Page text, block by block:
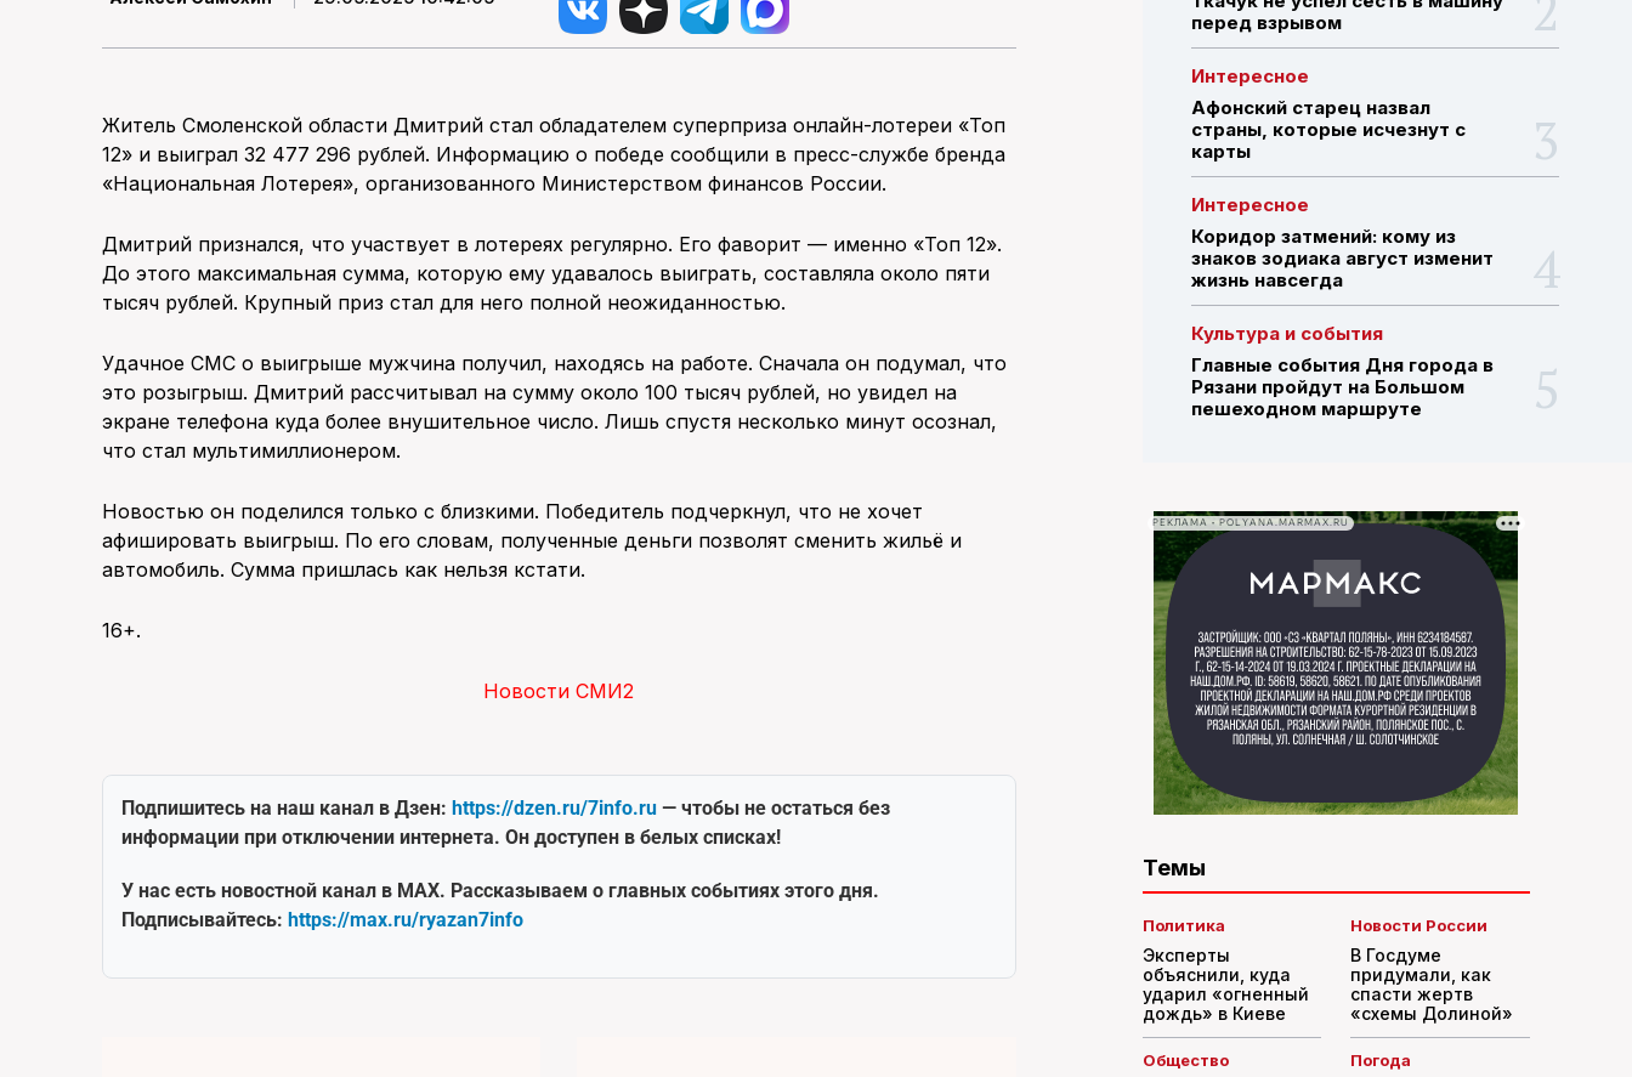
ПОИСК ПО САЙТУ
Житель Смоленской области Дмитрий стал обладателем суперприза онлайн-лотереи «Топ
12» и выиграл 32 477 296 рублей. Информацию о победе сообщили в пресс-службе бренда
«Национальная Лотерея», организованного Министерством финансов России.
Дмитрий признался, что участвует в лотереях регулярно. Его фаворит — именно «Топ 12».
До этого максимальная сумма, которую ему удавалось выиграть, составляла около пяти
тысяч рублей. Крупный приз стал для него полной неожиданностью.
Удачное СМС о выигрыше мужчина получил, находясь на работе. Сначала он подумал, что
это розыгрыш. Дмитрий рассчитывал на сумму около 100 тысяч рублей, но увидел на
экране телефона куда более внушительное число. Лишь спустя несколько минут осознал,
что стал мультимиллионером.
Новостью он поделился только с близкими. Победитель подчеркнул, что не хочет
афишировать выигрыш. По его словам, полученные деньги позволят сменить жильё и
автомобиль. Сумма пришлась как нельзя кстати.
16+.
Новости СМИ2
Подпишитесь на наш канал в Дзен: https://dzen.ru/7info.ru — чтобы не остаться без
информации при отключении интернета. Он доступен в белых списках!
У нас есть новостной канал в MAX. Рассказываем о главных событиях этого дня.
Подписывайтесь: https://max.ru/ryazan7info
перед взрывом
Интересное
Афонский старец назвал
страны, которые исчезнут с
карты
Интересное
Коридор затмений: кому из
знаков зодиака август изменит
жизнь навсегда
Культура и события
Главные события Дня города в
Рязани пройдут на Большом
пешеходном маршруте
РЕКЛАМА • POLYANA.MARMAX.RU
Темы
Политика
Эксперты
объяснили, куда
ударил «огненный
дождь» в Киеве
Новости России
В Госдуме
придумали, как
спасти жертв
«схемы Долиной»
Общество Погода